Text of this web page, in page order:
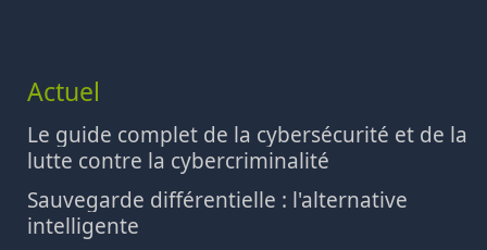
Actuel
Le guide complet de la cybersécurité et de la
lutte contre la cybercriminalité
Sauvegarde différentielle : l'alternative
intelligente